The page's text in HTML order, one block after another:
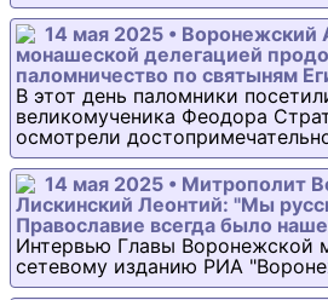
14 мая 2025 • Воронежский
монашеской делегацией
паломничество по святыням
В этот день паломники
великомученика Феодора
осмотрели
14 мая 2025 • Митрополит
Лискинский Леонтий: "Мы
Православие всегда было
Интервью Главы Воронежской
сетевому изданию РИА